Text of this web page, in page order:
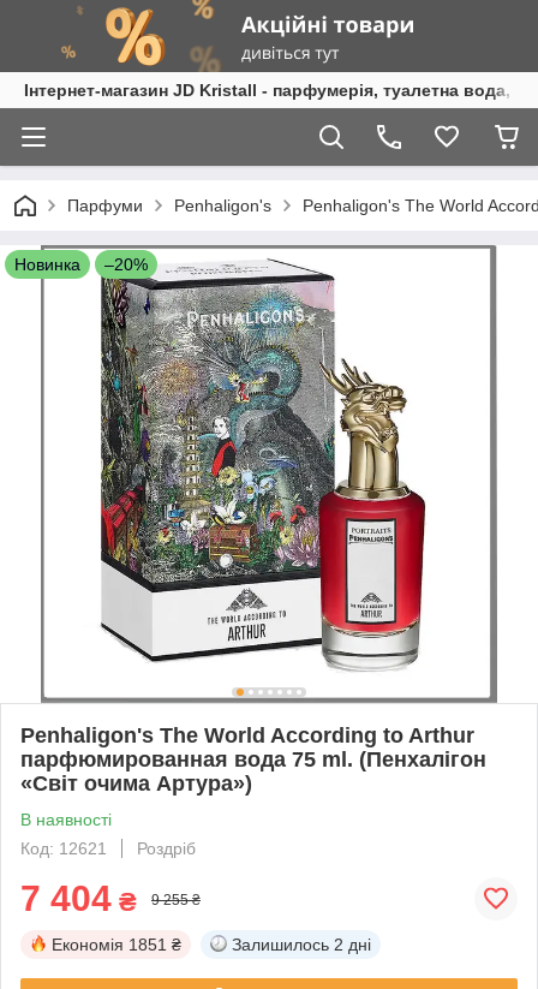
Інтернет-магазин JD Kristall - парфумерія, туалетна вода,
Парфуми Penhaligon's Penhaligon's The World
Новинка –20%
Penhaligon's The World According to Arthur
парфюмированная вода 75 ml. (Пенхалігон
«Світ очима Артура»)
В наявності
Код: 12621
Роздріб
7 404 ₴ 9 255 ₴
Економія 1851 ₴ Залишилось 2 дні